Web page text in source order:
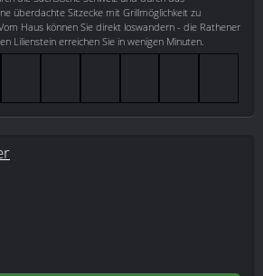
überdachte Sitzecke mit Grillmöglichkeit zu
Haus können Sie direkt loswandern - die Rathener
Lilienstein erreichen Sie in wenigen Minuten.